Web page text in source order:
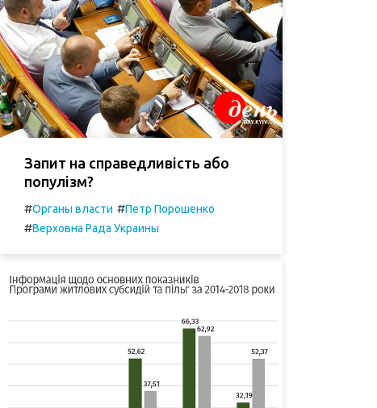
Запит на справедливість або
популізм?
#Органы власти #Петр Порошенко
#Верховна Рада Украины